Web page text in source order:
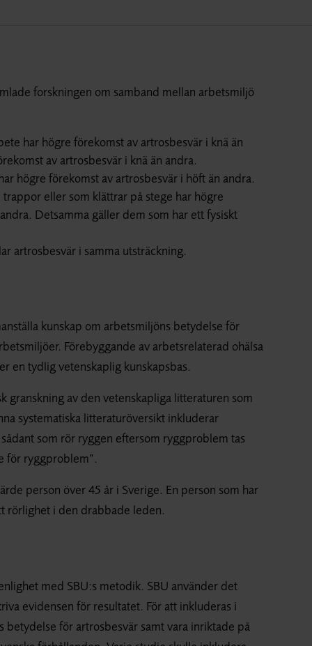
forskningen om samband mellan arbetsmiljö
har högre förekomst av artrosbesvär i knä än
av artrosbesvär i knä än andra.
högre förekomst av artrosbesvär i höft än andra.
eller som klättrar på stege har högre
Detsamma gäller dem som har ett fysiskt
artrosbesvär i samma utsträckning.
kunskap om arbetsmiljöns betydelse för
Förebyggande av arbetsrelaterad ohälsa
en tydlig vetenskaplig kunskapsbas.
granskning av den vetenskapliga litteraturen som
systematiska litteraturöversikt inkluderar
som rör ryggen eftersom ryggproblem tas
för ryggproblem”.
person över 45 år i Sverige. En person som har
rörlighet i den drabbade leden.
med SBU:s metodik. SBU använder det
evidensen för resultatet. För att inkluderas i
för artrosbesvär samt vara inriktade på